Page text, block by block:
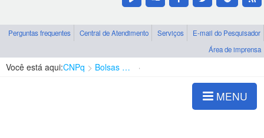
Perguntas frequentes Central de Atendimento Serviços
E-mail do Pesquisador
Área de imprensa
Você está aqui:CNPq Bolsas e Auxílios Vigentes
MENU